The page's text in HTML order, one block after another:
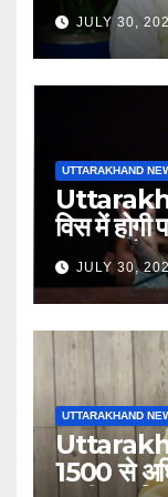
लापरवाही
अधिकारियों
JULY 30,
UTTARAKHAND
विस में होगी
अगस्त को
JULY 30,
UTTARAKHAND
1500 से